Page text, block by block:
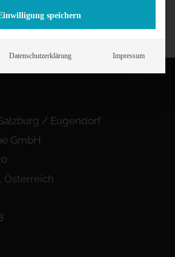
/ Eugendorf
GmbH
Österreich
speichern
Datenschutzerklärung Impressum